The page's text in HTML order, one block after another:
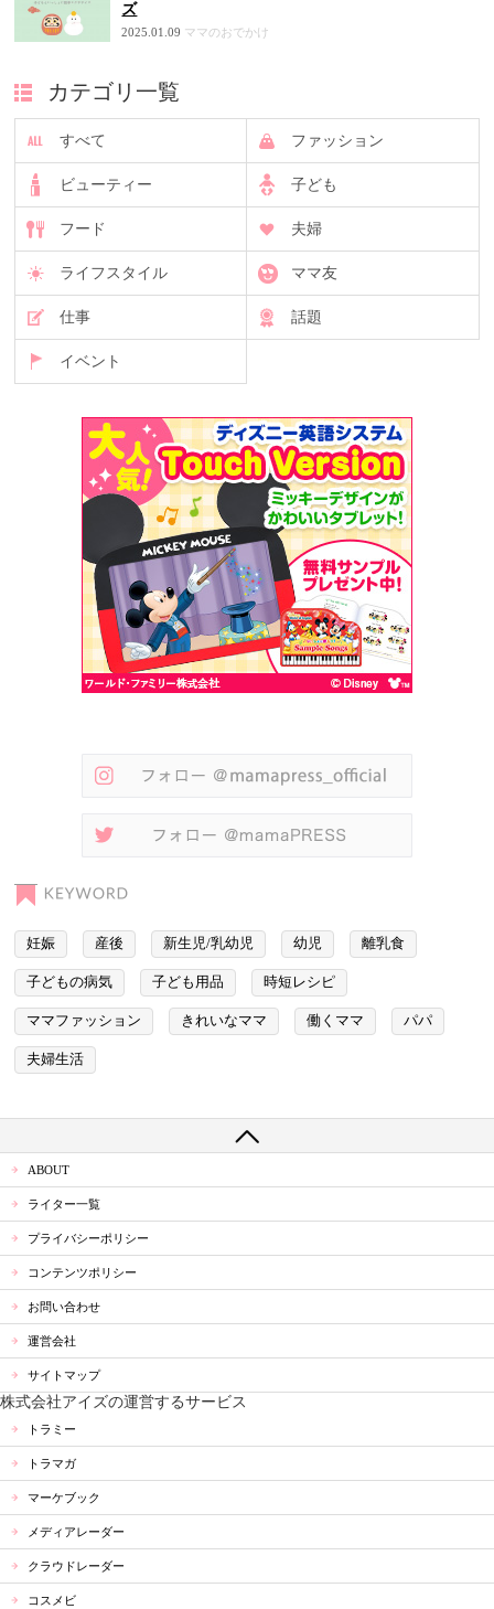
ズ
2025.01.09 ママのおでかけ
カテゴリ一覧
すべて ファッション
ビューティー 子ども
フード 夫婦
ライフスタイル ママ友
仕事 話題
イベント
妊娠 産後 新生児/乳幼児 幼児 離乳食
子どもの病気 子ども用品 時短レシピ
ママファッション きれいなママ 働くママ パパ
夫婦生活
ABOUT
ライター一覧
プライバシーポリシー
コンテンツポリシー
お問い合わせ
運営会社
サイトマップ
株式会社アイズの運営するサービス
トラミー
トラマガ
マーケブック
メディアレーダー
クラウドレーダー
コスメビ